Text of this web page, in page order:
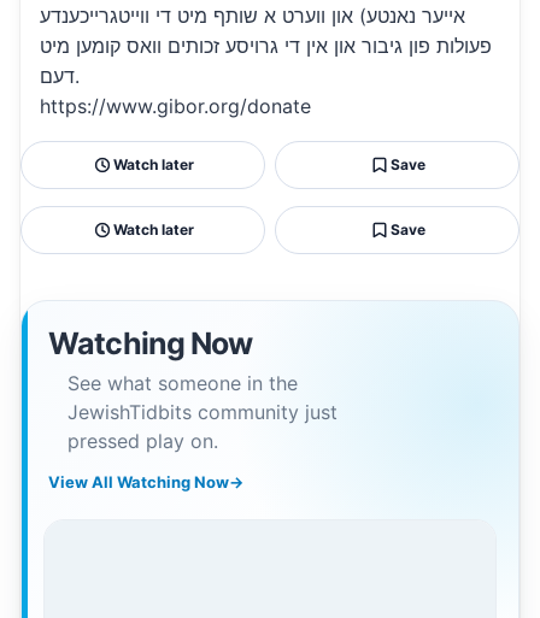
אייער נאנטע) און ווערט א שותף מיט די ווייטגרייכענדע
פעולות פון גיבור און אין די גרויסע זכותים וואס קומען מיט
דעם.
https://www.gibor.org/donate
Watch later Save
Watch later Save
Watching Now
See what someone in the
JewishTidbits community just
pressed play on.
View All Watching Now→